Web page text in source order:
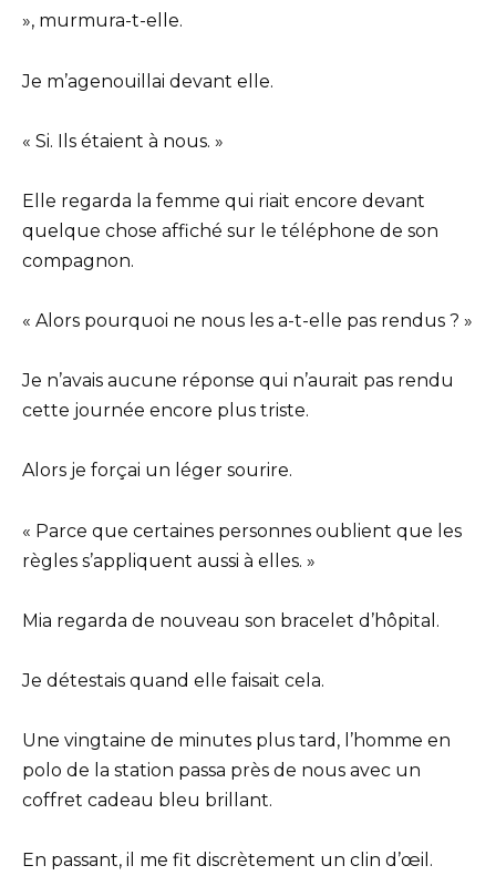
», murmura-t-elle.
Je m’agenouillai devant elle.
« Si. Ils étaient à nous. »
Elle regarda la femme qui riait encore devant
quelque chose affiché sur le téléphone de son
compagnon.
« Alors pourquoi ne nous les a-t-elle pas rendus ? »
Je n’avais aucune réponse qui n’aurait pas rendu
cette journée encore plus triste.
Alors je forçai un léger sourire.
« Parce que certaines personnes oublient que les
règles s’appliquent aussi à elles. »
Mia regarda de nouveau son bracelet d’hôpital.
Je détestais quand elle faisait cela.
Une vingtaine de minutes plus tard, l’homme en
polo de la station passa près de nous avec un
coffret cadeau bleu brillant.
En passant, il me fit discrètement un clin d’œil.